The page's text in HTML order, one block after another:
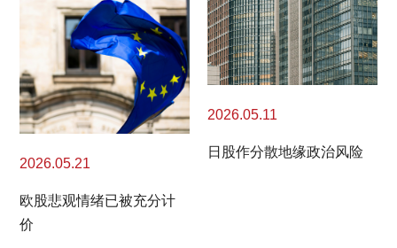
2026.05.21
欧股悲观情绪已被充分计
价
2026.05.11
日股作分散地缘政治风险